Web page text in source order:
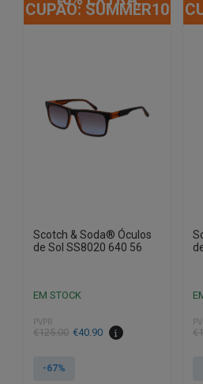
CUPÃO: SUMMER10
Scotch & Soda® Óculos
de Sol SS8020 640 56
EM STOCK
PVPR
€125.00
O
original
€40.90
O
atual
-67%
€
O
O